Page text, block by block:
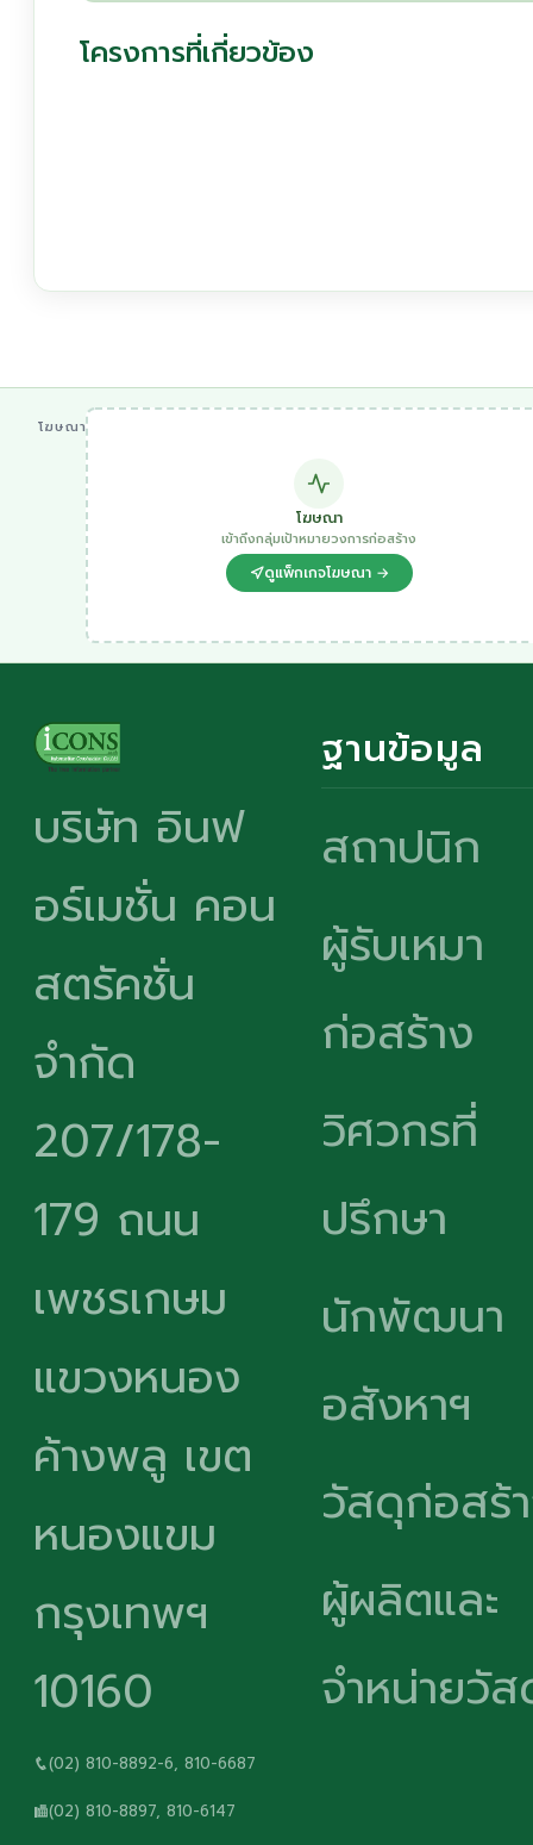
โครงการที่เกี่ยวข้อง
โฆษณา
โฆษณา
เข้าถึงกลุ่มเป้าหมายวงการก่อสร้าง
ดูแพ็กเกจโฆษณา →
บริษัท อินฟ
อร์เมชั่น คอน
สตรัคชั่น
จำกัด
207/178-
179 ถนน
เพชรเกษม
แขวงหนอง
ค้างพลู เขต
หนองแขม
กรุงเทพฯ
10160
(02) 810-8892-6, 810-6687
(02) 810-8897, 810-6147
ฐานข้อมูล
สถาปนิก
ผู้รับเหมา
ก่อสร้าง
วิศวกรที่
ปรึกษา
นักพัฒนา
อสังหาฯ
วัสดุก่อสร้
ผู้ผลิตและ
จำหน่ายวั